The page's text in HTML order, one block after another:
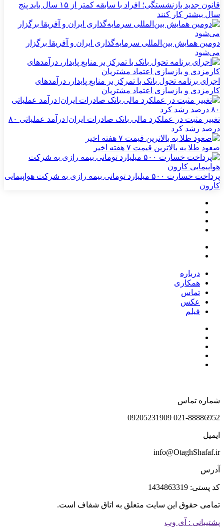
قانون جدید بازنشستگی؛ افراد با سابقه کمتر از ۱۵ سال باید پنج
سال بیشتر کار کنند
دومین همایش بین‌المللی سرمایه‌گذاری ایران و آفریقا برگزار
می‌شود
اجرای برنامه تحول بانک با تمرکز بر منابع پایدار، درآمدهای
کارمزدی و بازسازی اعتماد مشتریان
تغییر مثبت در عملکرد مالی بانک صادرات ایران| درآمد عملیاتی ۸۰
درصد رشد کرد
صعود طلا به بالاترین قیمت ۷ هفته اخیر
پرداخت خسارت ۵۰۰ میلیارد تومانی بیمه رازی به شرکت هواپیمایی
کارون
درباره
همکاری
تماس
عکس
فیلم
شماره تماس
021-88886952 09205231909
ایمیل
info@OtaghShafaf.ir
آدرس
کد پستی: 1434863319
تمامی حقوق این سایت متعلق به اتاق شفاف است.
پشتیبانی : آی وب